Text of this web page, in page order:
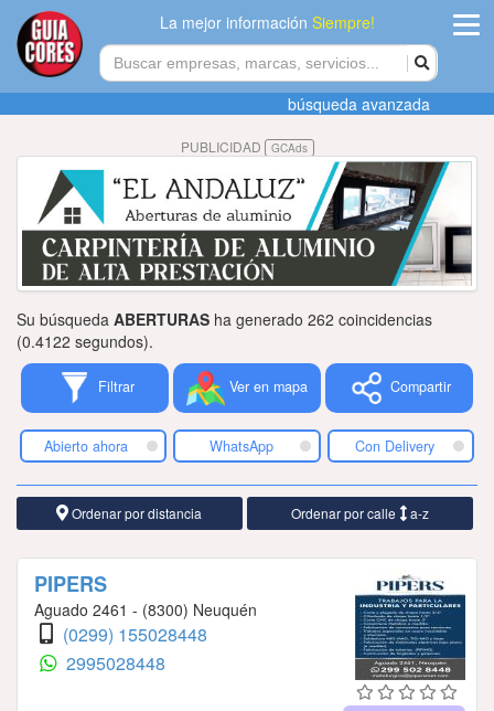
La mejor informaciónSiempre!
Agregar
empresa
Actualizar
datos
Publicidad
Tiendacores
Contactenos
búsqueda avanzada
PUBLICIDAD GCAds
Su búsqueda ABERTURAS ha generado 262 coincidencias
(0.4122 segundos).
Filtrar Ver en mapa Compartir
Abierto ahora WhatsApp Con Delivery
Ordenar por distancia Ordenar por calle a-z
PIPERS
Aguado 2461 - (8300) Neuquén
(0299) 155028448
2995028448